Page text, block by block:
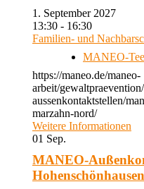
1. September 2027
13:30 - 16:30
Familien- und
MANEO-
https://maneo.de/maneo-
arbeit/
aussenkontaktstellen/
marzahn-nord/
Weitere Informationen
01 Sep.
MANEO-
Hohenschönhausen